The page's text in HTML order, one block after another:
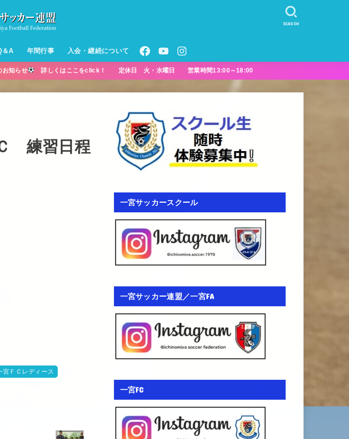
A 年間行事 入会・継続について
SEARCH
お知らせ 詳しくはここをclick！ 定休日 火・水曜日 営業時間13:00～18:00
練習日程
宮ＦＣレディース
一宮サッカースクール
一宮サッカー連盟／一宮FA
一宮FC